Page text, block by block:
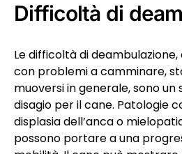
Difficoltà di
Le difficoltà di
con problemi a camminare,
muoversi in generale, sono un
disagio per il cane. Patologie
displasia dell’anca o
possono portare a una